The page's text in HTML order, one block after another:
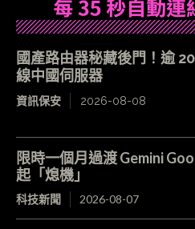
國產路由器秘藏後門！逾
線中國伺服器
資訊保安 2026-08-08
限時一個月過渡 Gemini
起「熄機」
科技新聞 2026-08-07